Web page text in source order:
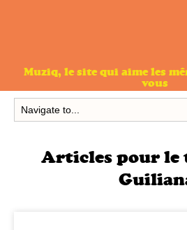
Muziq, le site qui aime les
vous
Articles pour le